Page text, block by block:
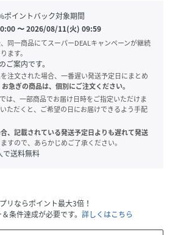
ポイントバック対象期間
〜2026/08/11(火) 09:59
同一商品にてスーパーDEALキャンペーンが継続
ます。
ご案内です。
注文された場合、一番遅い発送予定日にまとめ
お急ぎの商品は、個別にご注文ください。
は、一部商品でお届け日時をご指定いただけま
ただくと、ご希望の日にお届けできるよう手配
、記載されている発送予定日よりも遅れて発送
すので、あらかじめご了承ください。
で送料無料
リならポイント最大3倍！
条件達成が必要です。 詳しくはこちら